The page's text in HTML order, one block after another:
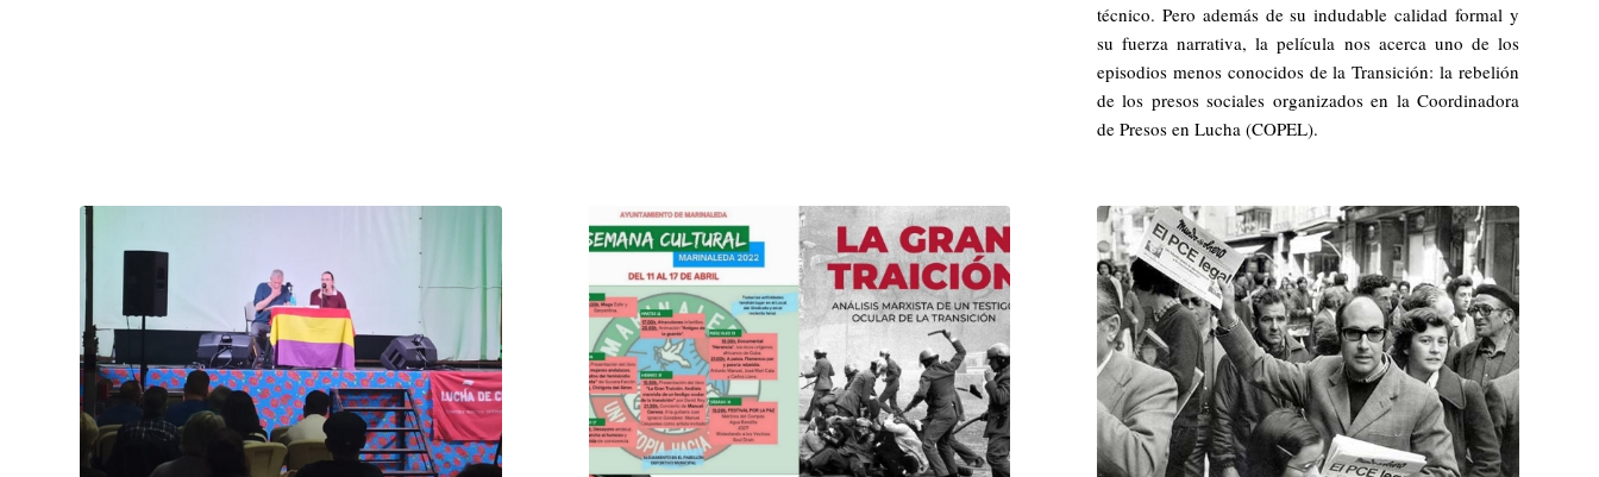
técnico. Pero además de su indudable calidad formal y
su fuerza narrativa, la película nos acerca uno de los
episodios menos conocidos de la Transición: la rebelión
de los presos sociales organizados en la Coordinadora
de Presos en Lucha (COPEL).